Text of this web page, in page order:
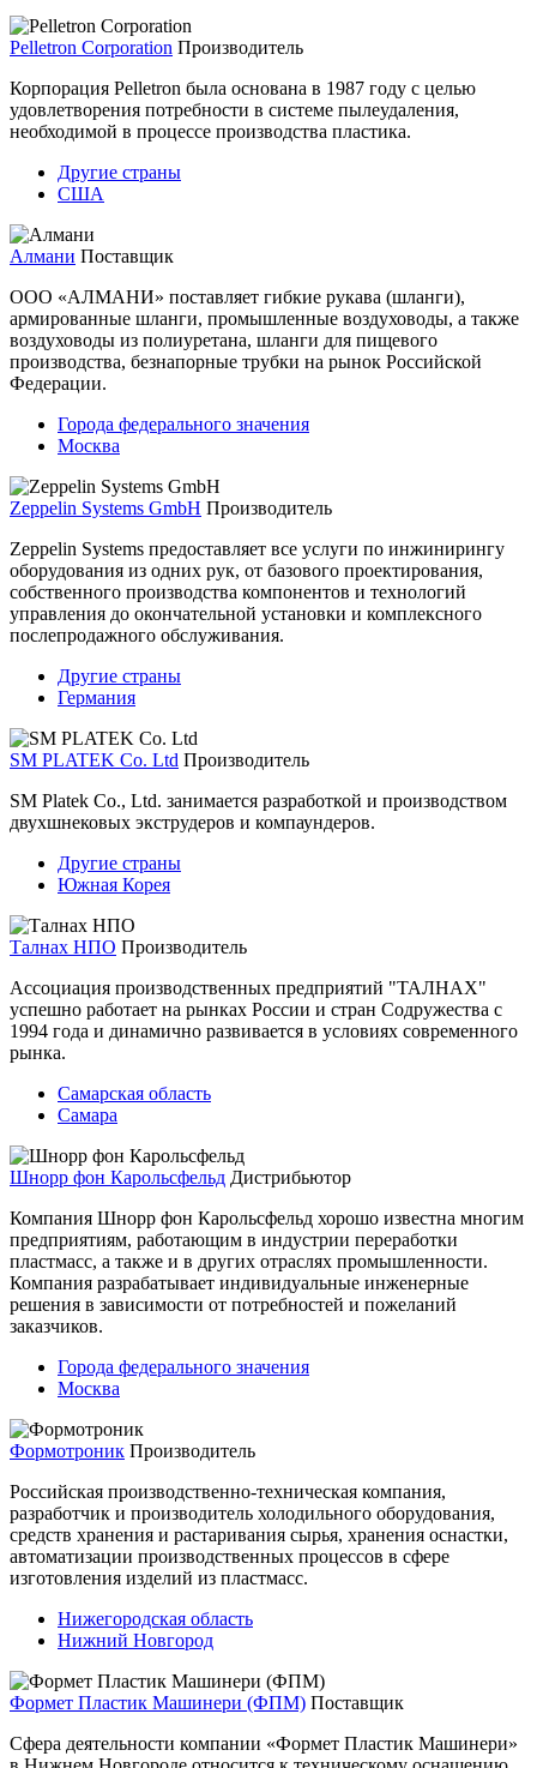
Pelletron Corporation Производитель
Корпорация Pelletron была основана в 1987 году с целью
удовлетворения потребности в системе пылеудаления,
необходимой в процессе производства пластика.
Другие страны
США
Алмани Поставщик
ООО «АЛМАНИ» поставляет гибкие рукава (шланги),
армированные шланги, промышленные воздуховоды, а также
воздуховоды из полиуретана, шланги для пищевого
производства, безнапорные трубки на рынок Российской
Федерации.
Города федерального значения
Москва
Zeppelin Systems GmbH Производитель
Zeppelin Systems предоставляет все услуги по инжинирингу
оборудования из одних рук, от базового проектирования,
собственного производства компонентов и технологий
управления до окончательной установки и комплексного
послепродажного обслуживания.
Другие страны
Германия
SM PLATEK Co. Ltd Производитель
SM Platek Co., Ltd. занимается разработкой и производством
двухшнековых экструдеров и компаундеров.
Другие страны
Южная Корея
Талнах НПО Производитель
Ассоциация производственных предприятий "ТАЛНАХ"
успешно работает на рынках России и стран Содружества с
1994 года и динамично развивается в условиях современного
рынка.
Самарская область
Самара
Шнорр фон Карольсфельд Дистрибьютор
Компания Шнорр фон Карольсфельд хорошо известна многим
предприятиям, работающим в индустрии переработки
пластмасс, а также и в других отраслях промышленности.
Компания разрабатывает индивидуальные инженерные
решения в зависимости от потребностей и пожеланий
заказчиков.
Города федерального значения
Москва
Формотроник Производитель
Российская производственно-техническая компания,
разработчик и производитель холодильного оборудования,
средств хранения и растаривания сырья, хранения оснастки,
автоматизации производственных процессов в сфере
изготовления изделий из пластмасс.
Нижегородская область
Нижний Новгород
Формет Пластик Машинери (ФПМ) Поставщик
Сфера деятельности компании «Формет Пластик Машинери»